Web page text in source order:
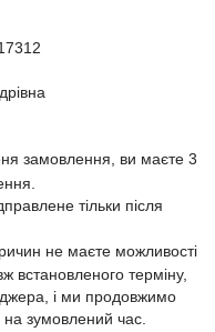
замовлення, ви маєте 3
тільки після
не маєте можливості
встановленого терміну,
і ми продовжимо
на зумовлений час.